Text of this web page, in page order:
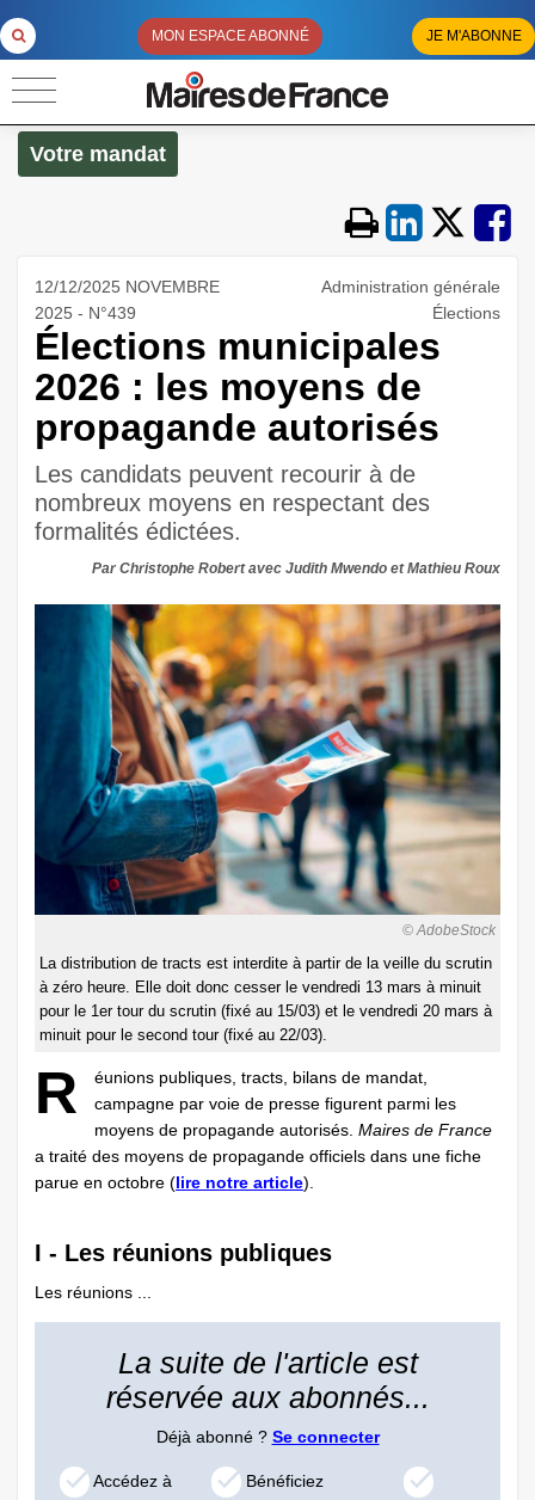
MON ESPACE ABONNÉ JE M'ABONNE
Votre mandat
12/12/2025 NOVEMBRE
2025 - N°439
Administration générale
Élections
Élections municipales
2026 : les moyens de
propagande autorisés
Les candidats peuvent recourir à de
nombreux moyens en respectant des
formalités édictées.
Par Christophe Robert avec Judith Mwendo et Mathieu Roux
© AdobeStock
La distribution de tracts est interdite à partir de la veille du scrutin
à zéro heure. Elle doit donc cesser le vendredi 13 mars à minuit
pour le 1er tour du scrutin (fixé au 15/03) et le vendredi 20 mars à
minuit pour le second tour (fixé au 22/03).
R
éunions publiques, tracts, bilans de mandat,
campagne par voie de presse figurent parmi les
moyens de propagande autorisés. Maires de France
a traité des moyens de propagande officiels dans une fiche
parue en octobre (lire notre article).
I - Les réunions publiques
Les réunions ...
La suite de l'article est
réservée aux abonnés...
Déjà abonné ? Se connecter
Accédez à
Bénéficiez